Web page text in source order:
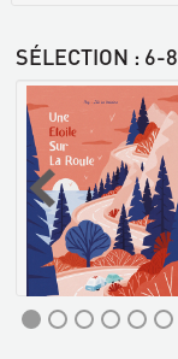
LE
COCHON,
LA
CHÈVRE
ET
LE
MOUTON
Article
|
SÉLECTION : 6-